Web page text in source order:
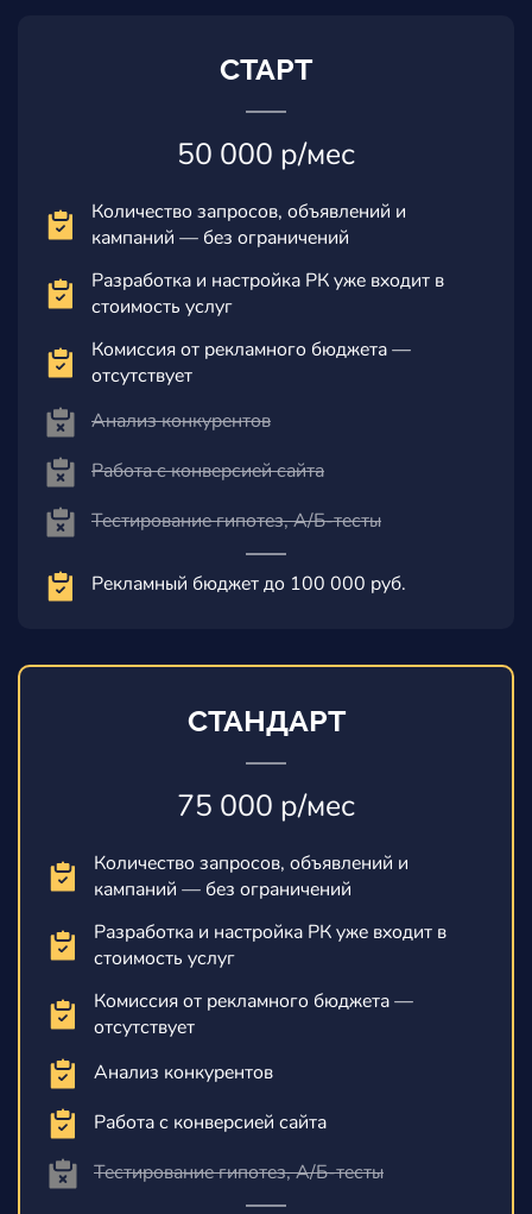
СТАРТ
50 000 р/мес
Количество запросов, объявлений и
кампаний — без ограничений
Разработка и настройка РК уже входит в
стоимость услуг
Комиссия от рекламного бюджета —
отсутствует
Анализ конкурентов
Работа с конверсией сайта
Тестирование гипотез, А/Б-тесты
Рекламный бюджет до 100 000 руб.
СТАНДАРТ
75 000 р/мес
Количество запросов, объявлений и
кампаний — без ограничений
Разработка и настройка РК уже входит в
стоимость услуг
Комиссия от рекламного бюджета —
отсутствует
Анализ конкурентов
Работа с конверсией сайта
Тестирование гипотез, А/Б-тесты